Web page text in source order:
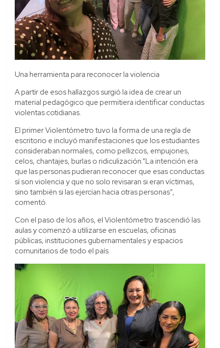
Una herramienta para reconocer la violencia
A partir de esos hallazgos surgió la idea de crear un
material pedagógico que permitiera identificar conductas
violentas cotidianas.
El primer Violentómetro tuvo la forma de una regla de
escritorio e incluyó manifestaciones que los estudiantes
consideraban normales, como pellizcos, empujones,
celos, chantajes, burlas o ridiculización.“La intención era
que las personas pudieran reconocer que esas conductas
sí son violencia y que no solo revisaran si eran víctimas,
sino también si las ejercían hacia otras personas”,
comentó.
Con el paso de los años, el Violentómetro trascendió las
aulas y comenzó a utilizarse en escuelas, oficinas
públicas, instituciones gubernamentales y espacios
comunitarios de todo el país.